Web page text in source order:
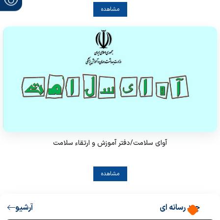
مشاهده
آوای سلامت/دفتر آموزش و ارتقاء سلامت
مشاهده
چند رسانه ای آرشیو